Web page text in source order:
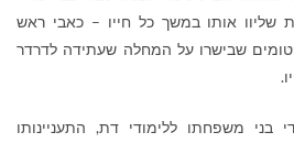
שליוו אותו במשך כל חייו – כאבי ראש
שבישרו על המחלה שעתידה לדרדר
.
בני משפחתו ללימודי דת, התעניינותו